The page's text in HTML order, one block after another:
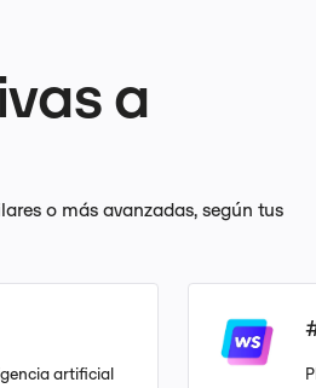
a
o más avanzadas, según tus
artificial